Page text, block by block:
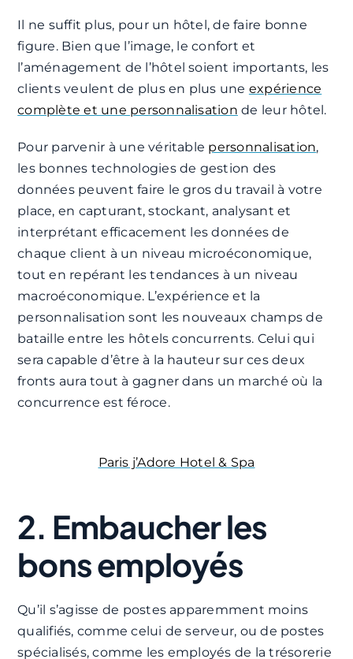
Il ne suffit plus, pour un hôtel, de faire bonne
figure. Bien que l’image, le confort et
l’aménagement de l’hôtel soient importants, les
clients veulent de plus en plus une expérience
complète et une personnalisation de leur hôtel.
Pour parvenir à une véritable personnalisation,
les bonnes technologies de gestion des
données peuvent faire le gros du travail à votre
place, en capturant, stockant, analysant et
interprétant efficacement les données de
chaque client à un niveau microéconomique,
tout en repérant les tendances à un niveau
macroéconomique. L’expérience et la
personnalisation sont les nouveaux champs de
bataille entre les hôtels concurrents. Celui qui
sera capable d’être à la hauteur sur ces deux
fronts aura tout à gagner dans un marché où la
concurrence est féroce.
Paris j’Adore Hotel & Spa
2. Embaucher les
bons employés
Qu’il s’agisse de postes apparemment moins
qualifiés, comme celui de serveur, ou de postes
spécialisés, comme les employés de la trésorerie